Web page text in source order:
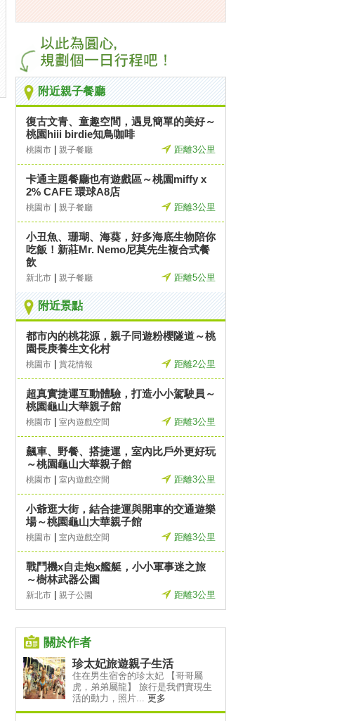
附近親子餐廳
復古文青、童趣空間，遇見簡單的美好～
桃園hiii birdie知鳥咖啡
桃園市 親子餐廳 距離3公里
卡通主題餐廳也有遊戲區～桃園miffy x
2% CAFE 環球A8店
桃園市 親子餐廳 距離3公里
小丑魚、珊瑚、海葵，好多海底生物陪你
吃飯！新莊Mr. Nemo尼莫先生複合式餐
飲
新北市 親子餐廳 距離5公里
附近景點
都市內的桃花源，親子同遊粉櫻隧道～桃
園長庚養生文化村
桃園市 賞花情報 距離2公里
超真實捷運互動體驗，打造小小駕駛員～
桃園龜山大華親子館
桃園市 室內遊戲空間 距離3公里
飆車、野餐、搭捷運，室內比戶外更好玩
～桃園龜山大華親子館
桃園市 室內遊戲空間 距離3公里
小爺逛大街，結合捷運與開車的交通遊樂
場～桃園龜山大華親子館
桃園市 室內遊戲空間 距離3公里
戰鬥機x自走炮x艦艇，小小軍事迷之旅
～樹林武器公園
新北市 親子公園 距離3公里
關於作者
珍太妃旅遊親子生活
住在男生宿舍的珍太妃 【哥哥屬
虎，弟弟屬龍】 旅行是我們實現生
活的動力，照片... 更多